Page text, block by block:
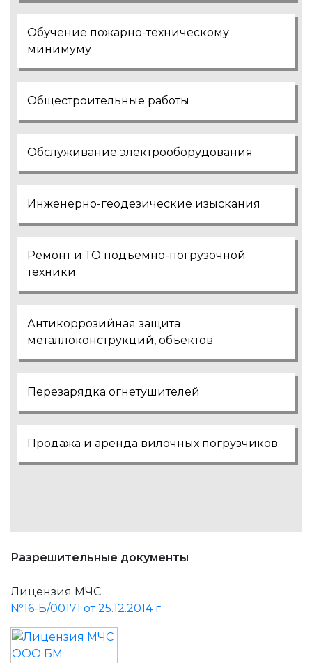
Обучение пожарно-техническому
минимуму
Общестроительные работы
Обслуживание электрооборудования
Инженерно-геодезические изыскания
Ремонт и ТО подъёмно-погрузочной
техники
Антикоррозийная защита
металлоконструкций, объектов
Перезарядка огнетушителей
Продажа и аренда вилочных погрузчиков
Разрешительные документы
Лицензия МЧС
№16-Б/00171 от 25.12.2014 г.